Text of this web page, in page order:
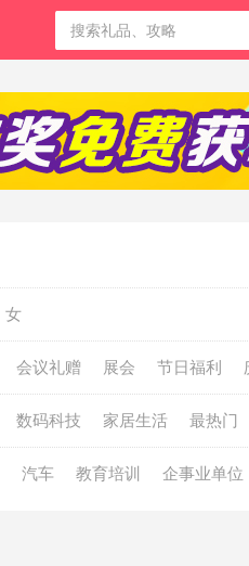
女
会议礼赠 展会 节日福利
数码科技 家居生活 最热门
汽车 教育培训 企事业单位